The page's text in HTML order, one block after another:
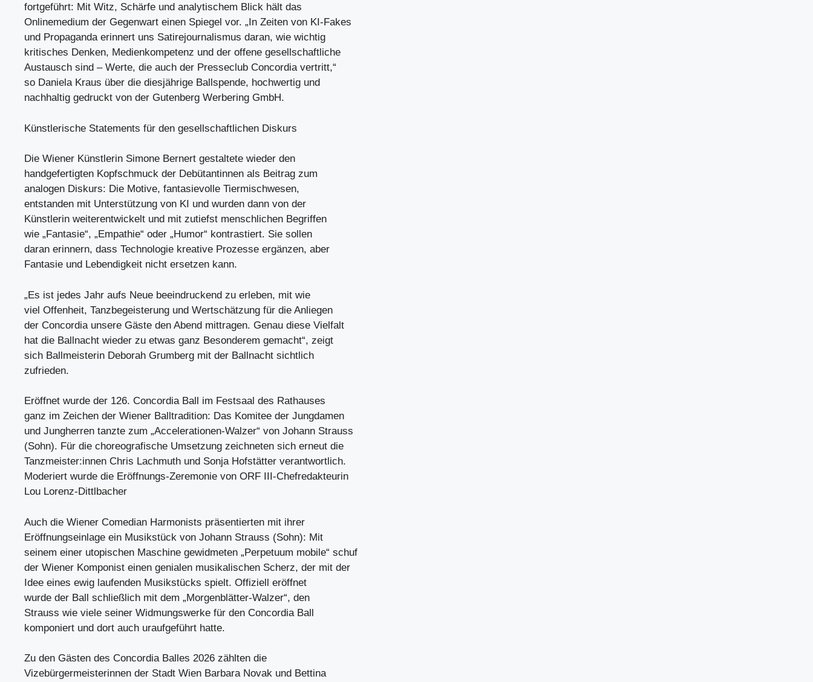
fortgeführt: Mit Witz, Schärfe und analytischem Blick hält das
Onlinemedium der Gegenwart einen Spiegel vor. „In Zeiten von KI-Fakes
und Propaganda erinnert uns Satirejournalismus daran, wie wichtig
kritisches Denken, Medienkompetenz und der offene gesellschaftliche
Austausch sind – Werte, die auch der Presseclub Concordia vertritt,“
so Daniela Kraus über die diesjährige Ballspende, hochwertig und
nachhaltig gedruckt von der Gutenberg Werbering GmbH.
Künstlerische Statements für den gesellschaftlichen Diskurs
Die Wiener Künstlerin Simone Bernert gestaltete wieder den
handgefertigten Kopfschmuck der Debütantinnen als Beitrag zum
analogen Diskurs: Die Motive, fantasievolle Tiermischwesen,
entstanden mit Unterstützung von KI und wurden dann von der
Künstlerin weiterentwickelt und mit zutiefst menschlichen Begriffen
wie „Fantasie“, „Empathie“ oder „Humor“ kontrastiert. Sie sollen
daran erinnern, dass Technologie kreative Prozesse ergänzen, aber
Fantasie und Lebendigkeit nicht ersetzen kann.
„Es ist jedes Jahr aufs Neue beeindruckend zu erleben, mit wie
viel Offenheit, Tanzbegeisterung und Wertschätzung für die Anliegen
der Concordia unsere Gäste den Abend mittragen. Genau diese Vielfalt
hat die Ballnacht wieder zu etwas ganz Besonderem gemacht“, zeigt
sich Ballmeisterin Deborah Grumberg mit der Ballnacht sichtlich
zufrieden.
Eröffnet wurde der 126. Concordia Ball im Festsaal des Rathauses
ganz im Zeichen der Wiener Balltradition: Das Komitee der Jungdamen
und Jungherren tanzte zum „Accelerationen-Walzer“ von Johann Strauss
(Sohn). Für die choreografische Umsetzung zeichneten sich erneut die
Tanzmeister:innen Chris Lachmuth und Sonja Hofstätter verantwortlich.
Moderiert wurde die Eröffnungs-Zeremonie von ORF III-Chefredakteurin
Lou Lorenz-Dittlbacher
Auch die Wiener Comedian Harmonists präsentierten mit ihrer
Eröffnungseinlage ein Musikstück von Johann Strauss (Sohn): Mit
seinem einer utopischen Maschine gewidmeten „Perpetuum mobile“ schuf
der Wiener Komponist einen genialen musikalischen Scherz, der mit der
Idee eines ewig laufenden Musikstücks spielt. Offiziell eröffnet
wurde der Ball schließlich mit dem „Morgenblätter-Walzer“, den
Strauss wie viele seiner Widmungswerke für den Concordia Ball
komponiert und dort auch uraufgeführt hatte.
Zu den Gästen des Concordia Balles 2026 zählten die
Vizebürgermeisterinnen der Stadt Wien Barbara Novak und Bettina